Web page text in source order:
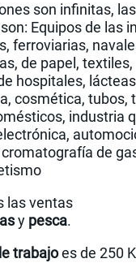
son infinitas,
Equipos de las
ferroviarias,
de papel, textiles,
hospitales,
cosmética, tubos,
industria
de
las ventas
y pesca.
trabajoes de 250